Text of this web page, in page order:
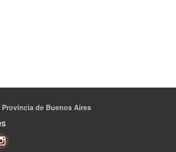
Provincia de Buenos Aires